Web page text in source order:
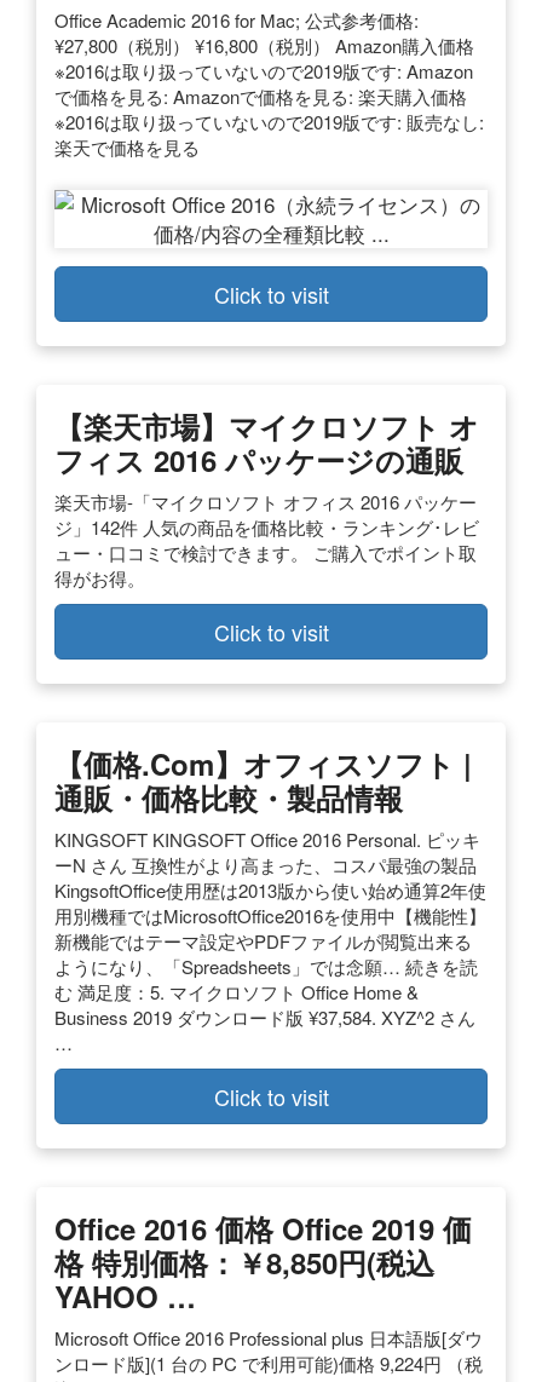
Office Academic 2016 for Mac; 公式参考価格:
¥27,800（税別） ¥16,800（税別） Amazon購入価格
※2016は取り扱っていないので2019版です: Amazon
で価格を見る: Amazonで価格を見る: 楽天購入価格
※2016は取り扱っていないので2019版です: 販売なし:
楽天で価格を見る
Click to visit
【楽天市場】マイクロソフト オ
フィス 2016 パッケージの通販
楽天市場-「マイクロソフト オフィス 2016 パッケー
ジ」142件 人気の商品を価格比較・ランキング･レビ
ュー・口コミで検討できます。 ご購入でポイント取
得がお得。
Click to visit
【価格.com】オフィスソフト |
通販・価格比較・製品情報
KINGSOFT KINGSOFT Office 2016 Personal. ピッキ
ーN さん 互換性がより高まった、コスパ最強の製品
KingsoftOffice使用歴は2013版から使い始め通算2年使
用別機種ではMicrosoftOffice2016を使用中【機能性】
新機能ではテーマ設定やPDFファイルが閲覧出来る
ようになり、「Spreadsheets」では念願… 続きを読
む 満足度：5. マイクロソフト Office Home &
Business 2019 ダウンロード版 ¥37,584. XYZ^2 さん
…
Click to visit
Office 2016 価格 Office 2019 価
格 特別価格：￥8,850円(税込
YAHOO …
Microsoft Office 2016 Professional plus 日本語版[ダウ
ンロード版](1 台の PC で利用可能)価格 9,224円 （税